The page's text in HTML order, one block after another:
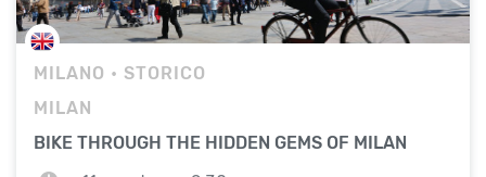
MILANO • STORICO
MILAN
BIKE THROUGH THE HIDDEN GEMS OF MILAN